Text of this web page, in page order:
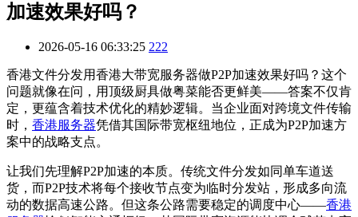
加速效果好吗？
2026-05-16 06:33:25 222
香港文件分发用香港大带宽服务器做P2P加速效果好吗？这个
问题就像在问，用顶级厨具做粤菜能否更鲜美——答案不仅肯
定，更蕴含着技术优化的精妙逻辑。当企业面对跨境文件传输
时， 香港服务器凭借其国际带宽枢纽地位，正成为P2P加速方
案中的战略支点。
让我们先理解P2P加速的本质。传统文件分发如同单车道送
货，而P2P技术将每个接收节点变为临时分发站，形成多向流
动的数据高速公路。但这条公路需要稳定的调度中心——香港